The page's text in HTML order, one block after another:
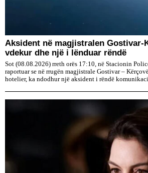
Aksident në magjistralen Gostivar-
vdekur dhe një i lënduar rëndë
Sot (08.08.2026) rreth orës 17:10, në Stacionin
raportuar se në rrugën magjistrale Gostivar –
hotelier, ka ndodhur një aksident i rëndë